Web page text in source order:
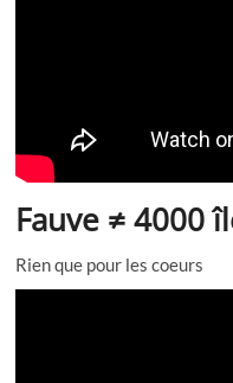
Fauve ≠ 4000
Rien que pour les coeurs